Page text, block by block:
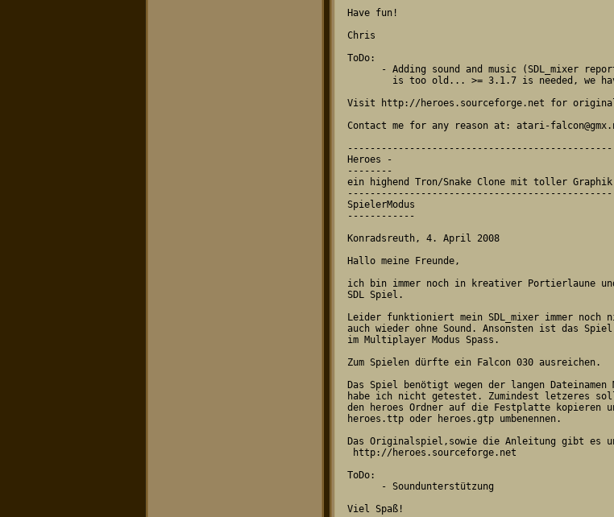
Have fun!
Chris
ToDo:
Visit http://heroes.sourceforge.net for
Contact me for any reason at: atari-
Heroes -
--------
ein highend Tron/Snake Clone mit toller
SpielerModus
------------
Konradsreuth, 4. April 2008
Hallo meine Freunde,
ich bin immer noch in kreativer Portierlaune
SDL Spiel.
Leider funktioniert mein SDL_mixer immer
auch wieder ohne Sound. Ansonsten ist das
im Multiplayer Modus Spass.
Zum Spielen dürfte ein Falcon 030 ausreichen.
Das Spiel benötigt wegen der langen Dateinamen
habe ich nicht getestet. Zumindest letzeres
den heroes Ordner auf die Festplatte kopieren
heroes.ttp oder heroes.gtp umbenennen.
Das Originalspiel,sowie die Anleitung gibt es
ToDo:
Viel Spaß!